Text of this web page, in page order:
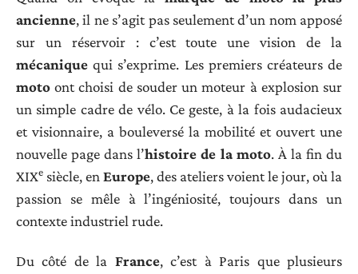
ancienne, il ne s’agit pas seulement d’un nom apposé
sur un réservoir : c’est toute une vision de la
mécanique qui s’exprime. Les premiers créateurs de
moto ont choisi de souder un moteur à explosion sur
un simple cadre de vélo. Ce geste, à la fois audacieux
et visionnaire, a bouleversé la mobilité et ouvert une
nouvelle page dans l’histoire de la moto. À la fin du
XIXe siècle, en Europe, des ateliers voient le jour, où la
passion se mêle à l’ingéniosité, toujours dans un
contexte industriel rude.
Du côté de la France, c’est à Paris que plusieurs